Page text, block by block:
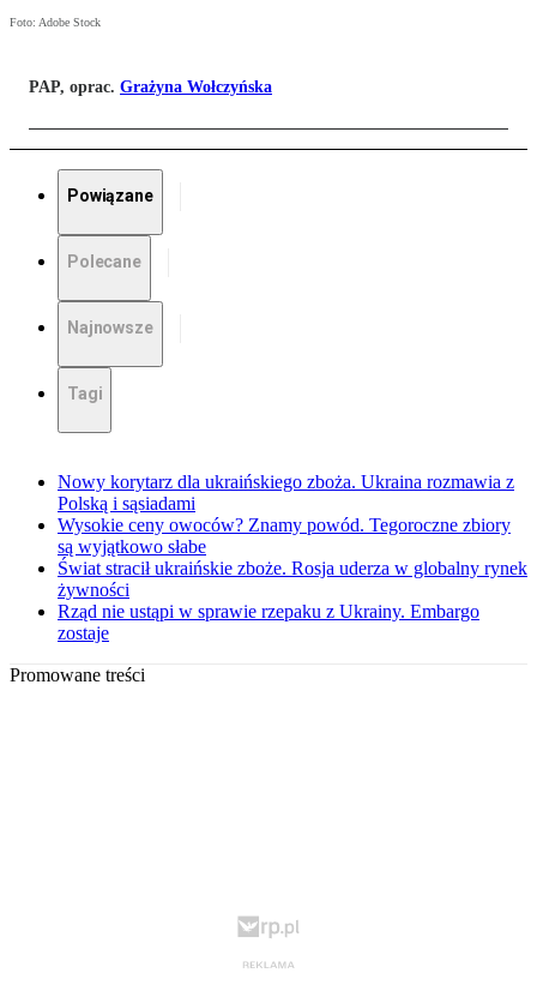
Foto: Adobe Stock
PAP, oprac. Grażyna Wołczyńska
Powiązane
Polecane
Najnowsze
Tagi
Nowy korytarz dla ukraińskiego zboża. Ukraina rozmawia z
Polską i sąsiadami
Wysokie ceny owoców? Znamy powód. Tegoroczne zbiory
są wyjątkowo słabe
Świat stracił ukraińskie zboże. Rosja uderza w globalny rynek
żywności
Rząd nie ustąpi w sprawie rzepaku z Ukrainy. Embargo
zostaje
Promowane treści